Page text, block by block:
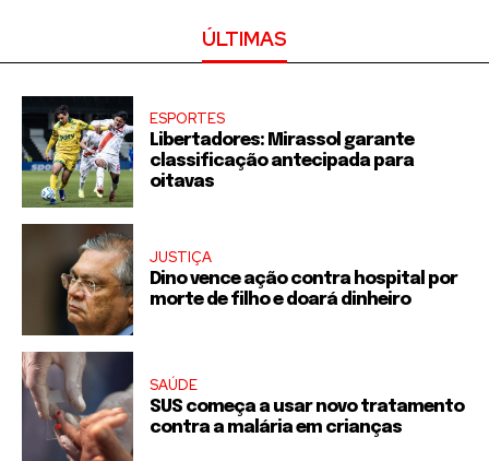
ÚLTIMAS
ESPORTES
Libertadores: Mirassol garante
classificação antecipada para
oitavas
JUSTIÇA
Dino vence ação contra hospital por
morte de filho e doará dinheiro
SAÚDE
SUS começa a usar novo tratamento
contra a malária em crianças